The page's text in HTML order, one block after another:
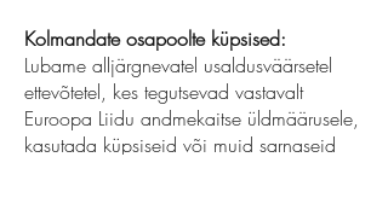
Kolmandate osapoolte küpsised:
Lubame alljärgnevatel usaldusväärsetel
ettevõtetel, kes tegutsevad vastavalt
Euroopa Liidu andmekaitse üldmäärusele,
kasutada küpsiseid või muid sarnaseid